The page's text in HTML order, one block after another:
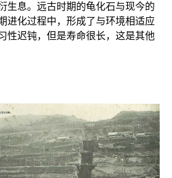
生息。远古时期的龟化石与现今的
进化过程中，形成了与环境相适应
性迟钝，但是寿命很长，这是其他